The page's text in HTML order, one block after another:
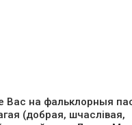
Вас на фальклорныя
(добрая, шчаслівая,